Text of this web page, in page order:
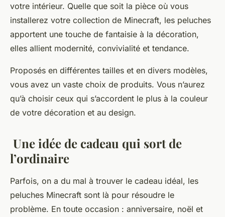
votre intérieur. Quelle que soit la pièce où vous
installerez votre collection de Minecraft, les peluches
apportent une touche de fantaisie à la décoration,
elles allient modernité, convivialité et tendance.
Proposés en différentes tailles et en divers modèles,
vous avez un vaste choix de produits. Vous n’aurez
qu’à choisir ceux qui s’accordent le plus à la couleur
de votre décoration et au design.
Une idée de cadeau qui sort de
l’ordinaire
Parfois, on a du mal à trouver le cadeau idéal, les
peluches Minecraft sont là pour résoudre le
problème. En toute occasion : anniversaire, noël et